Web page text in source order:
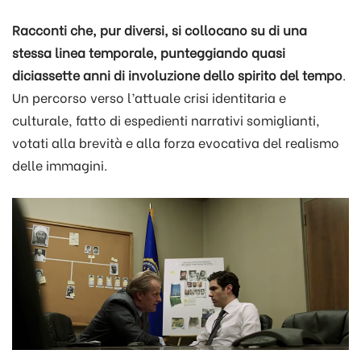
Racconti che, pur diversi, si collocano su di una
stessa linea temporale, punteggiando quasi
diciassette anni di involuzione dello spirito del tempo.
Un percorso verso l’attuale crisi identitaria e
culturale, fatto di espedienti narrativi somiglianti,
votati alla brevità e alla forza evocativa del realismo
delle immagini.